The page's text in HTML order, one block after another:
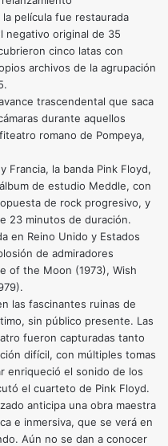
película fue restaurada
negativo original de 35
cinco latas con
archivos de la agrupación
trascendental que saca
durante aquellos
romano de Pompeya,
Francia, la banda Pink Floyd,
de estudio Meddle, con
de rock progresivo, y
23 minutos de duración.
en Reino Unido y Estados
de admiradores
of the Moon (1973), Wish
las fascinantes ruinas de
sin público presente. Las
fueron capturadas tanto
difícil, con múltiples tomas
enriqueció el sonido de los
el cuarteto de Pink Floyd.
anticipa una obra maestra
e inmersiva, que se verá en
Aún no se dan a conocer